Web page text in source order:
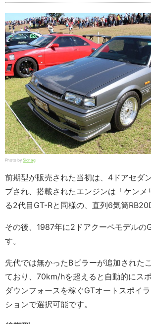
Photo by Sicnag
前期型が販売された当初は、4ドアセダ
プされ、搭載されたエンジンは「ケンメ
る2代目GT-Rと同様の、直列6気筒
その後、1987年に2ドアクーペモデルの
す。
先代では無かったBピラーが追加された
ており、70km/hを超えると自動的にス
ダウンフォースを稼ぐGTオートスポイ
ションで選択可能です。